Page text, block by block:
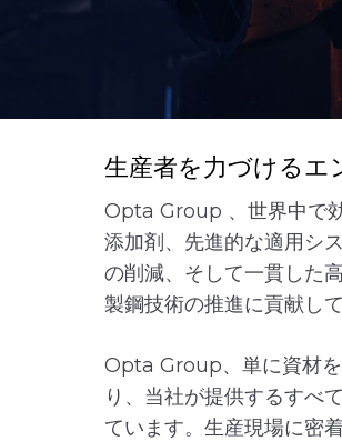
生産者を力づけるエ
Opta Group 、世界中で
添加剤、先進的な適用シ
の削減、そして一貫した
製鋼技術の推進に貢献して
Opta Group、単に資材を
り、当社が提供するすべ
ています。生産現場に密